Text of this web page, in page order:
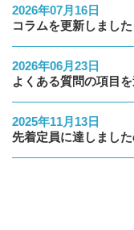
2026年07月16日
コラムを更新しました
2026年06月23日
よくある質問の項目
2025年11月13日
先着定員に達しまし